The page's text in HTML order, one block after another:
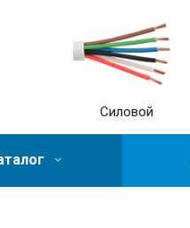
Силовой